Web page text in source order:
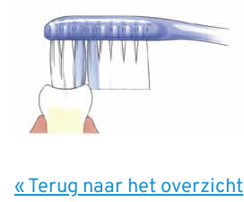
« Terug naar het overzicht